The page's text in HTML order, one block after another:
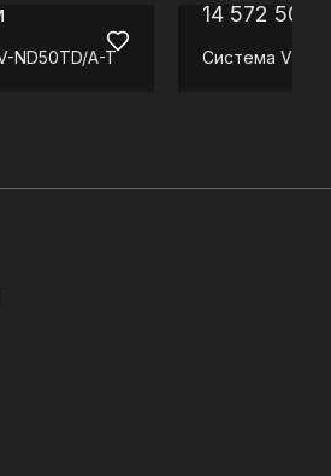
ND50TD/A-T
14 572 500
Система VRF